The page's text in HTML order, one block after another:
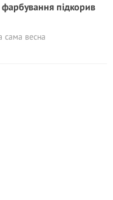
підкорив
сама весна